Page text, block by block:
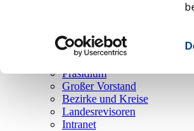
Ehrenamt
Präsidium
Großer Vorstand
Bezirke und Kreise
Landesrevisoren
Intranet